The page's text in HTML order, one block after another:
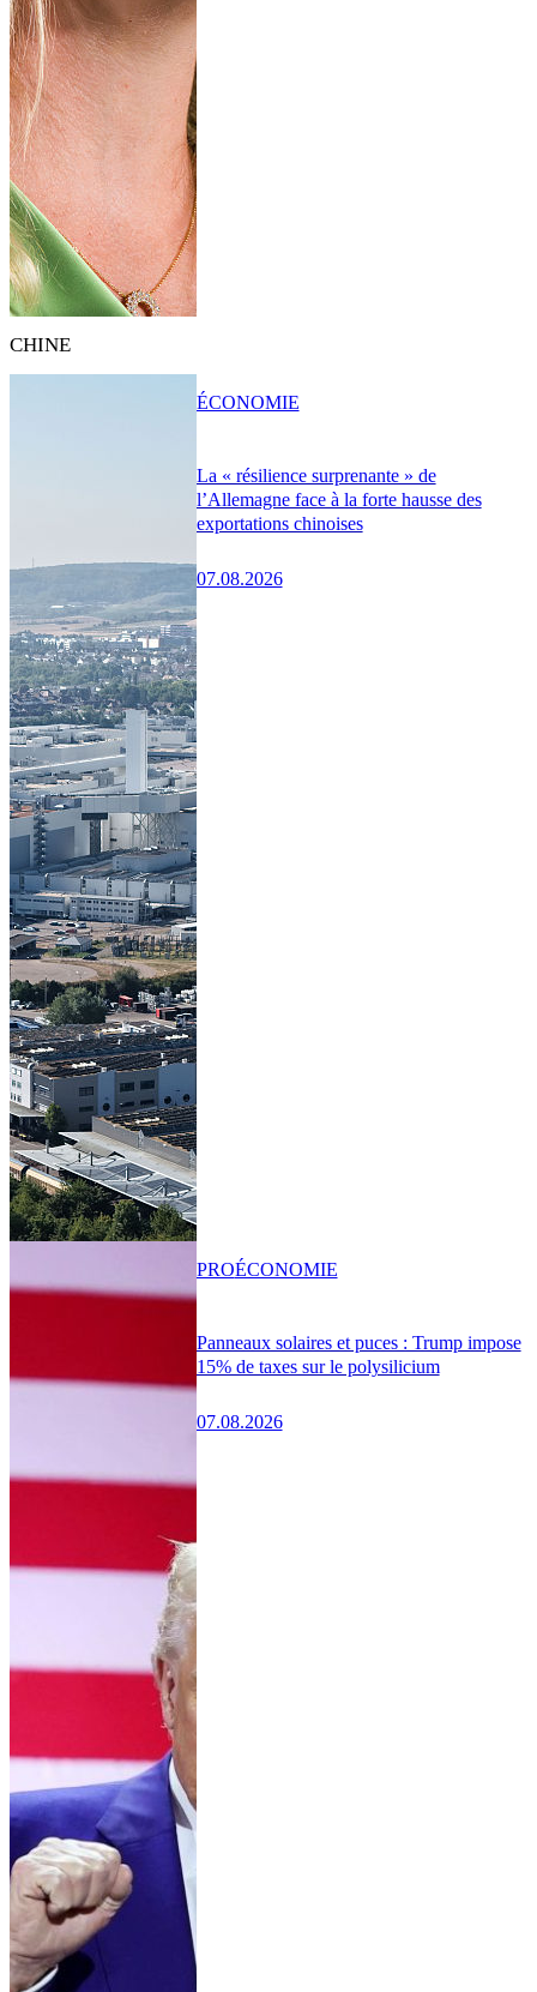
CHINE
La « résilience surprenante » de
l’Allemagne face à la forte hausse des
exportations chinoises
07.08.2026
ÉCONOMIE
Panneaux solaires et puces : Trump impose
15% de taxes sur le polysilicium
07.08.2026
PROÉCONOMIE